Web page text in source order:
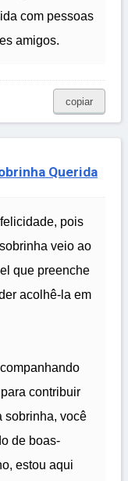
com pessoas
amigos.
copiar
Querida
pois
veio ao
que preenche
acolhê-la em
contribuir
sobrinha, você
de boas-
estou aqui